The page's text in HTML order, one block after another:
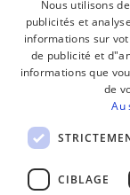
Nous utilisons
publicités et
informations sur
de publicité et
informations que
de
Au
CIBLAGE